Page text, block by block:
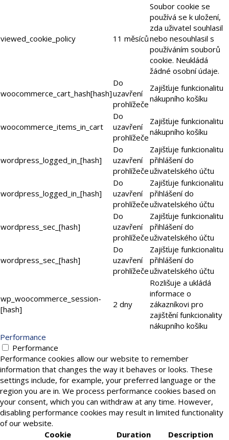
viewed_cookie_policy 11 měsíců
Soubor cookie se
používá se k uložení,
zda uživatel souhlasil
nebo nesouhlasil s
používáním souborů
cookie. Neukládá
žádné osobní údaje.
woocommerce_cart_hash[hash]
Do
uzavření
prohlížeče
Zajišťuje funkcionalitu
nákupního košíku
woocommerce_items_in_cart
Do
uzavření
prohlížeče
Zajišťuje funkcionalitu
nákupního košíku
wordpress_logged_in_[hash]
Do
uzavření
prohlížeče
Zajišťuje funkcionalitu
přihlášení do
uživatelského účtu
wordpress_logged_in_[hash]
Do
uzavření
prohlížeče
Zajišťuje funkcionalitu
přihlášení do
uživatelského účtu
wordpress_sec_[hash]
Do
uzavření
prohlížeče
Zajišťuje funkcionalitu
přihlášení do
uživatelského účtu
wordpress_sec_[hash]
Do
uzavření
prohlížeče
Zajišťuje funkcionalitu
přihlášení do
uživatelského účtu
wp_woocommerce_session-
[hash]
2 dny
Rozlišuje a ukládá
informace o
zákazníkovi pro
zajištění funkcionality
nákupního košíku
Performance
Performance
Performance cookies allow our website to remember
information that changes the way it behaves or looks. These
settings include, for example, your preferred language or the
region you are in. We process performance cookies based on
your consent, which you can withdraw at any time. However,
disabling performance cookies may result in limited functionality
of our website.
Cookie
Duration Description